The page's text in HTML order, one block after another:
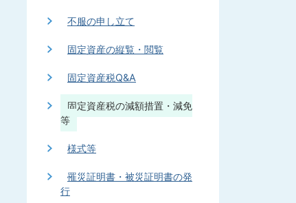
不服の申し立て
固定資産の縦覧・閲覧
固定資産税Q&A
固定資産税の減額措置・減免
等
様式等
罹災証明書・被災証明書の発
行